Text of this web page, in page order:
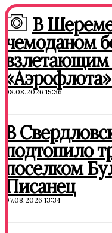
В
чемоданом
08.08.2026 15:36
В
подтопило
поселком
Писанец
07.08.2026 13:34